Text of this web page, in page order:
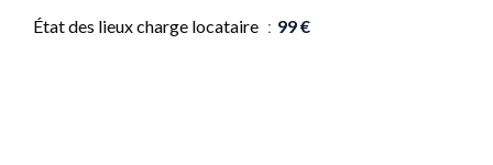
État des lieux charge locataire 99 €